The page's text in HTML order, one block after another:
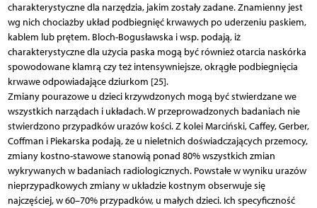
charakterystyczne dla narzędzia, jakim zostały zadane. Znamienny jest
wg nich chociażby układ podbiegnięć krwawych po uderzeniu paskiem,
kablem lub prętem. Bloch-Bogusławska i wsp. podają, iż
charakterystyczne dla użycia paska mogą być również otarcia naskórka
spowodowane klamrą czy też intensywniejsze, okrągłe podbiegnięcia
krwawe odpowiadające dziurkom [25].
Zmiany pourazowe u dzieci krzywdzonych mogą być stwierdzane we
wszystkich narządach i układach. W przeprowadzonych badaniach nie
stwierdzono przypadków urazów kości. Z kolei Marciński, Caffey, Gerber,
Coffman i Piekarska podają, że u nieletnich doświadczających przemocy,
zmiany kostno-stawowe stanowią ponad 80% wszystkich zmian
wykrywanych w badaniach radiologicznych. Powstałe w wyniku urazów
nieprzypadkowych zmiany w układzie kostnym obserwuje się
najczęściej, w 60–70% przypadków, u małych dzieci. Ich specyficzność